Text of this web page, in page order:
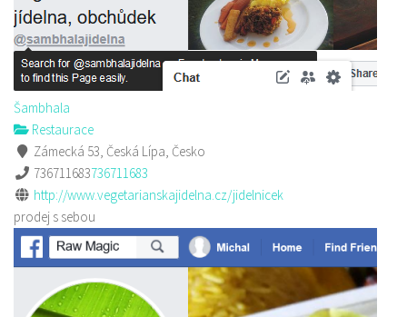
Šambhala
Restaurace
Zámecká 53, Česká Lípa, Česko
736711683736711683
http://www.vegetarianskajidelna.cz/jidelnicek
prodej s sebou